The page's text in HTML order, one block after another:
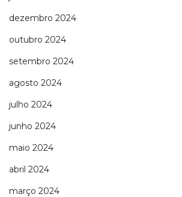
dezembro 2024
outubro 2024
setembro 2024
agosto 2024
julho 2024
junho 2024
maio 2024
abril 2024
março 2024